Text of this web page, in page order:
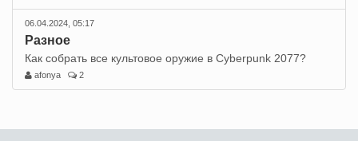
06.04.2024, 05:17
Разное
Как собрать все культовое оружие в Cyberpunk 2077?
afonya 2